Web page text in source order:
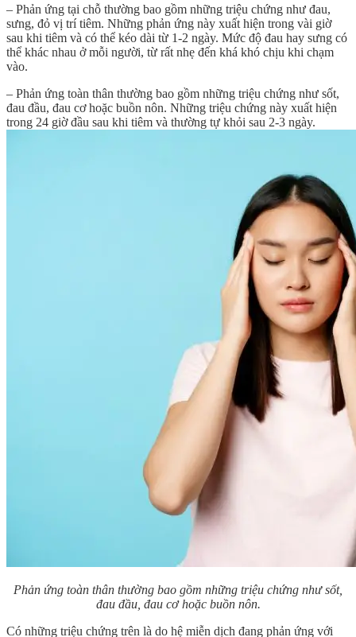
– Phản ứng tại chỗ thường bao gồm những triệu chứng như đau,
sưng, đỏ vị trí tiêm. Những phản ứng này xuất hiện trong vài giờ
sau khi tiêm và có thể kéo dài từ 1-2 ngày. Mức độ đau hay sưng có
thể khác nhau ở mỗi người, từ rất nhẹ đến khá khó chịu khi chạm
vào.
– Phản ứng toàn thân thường bao gồm những triệu chứng như sốt,
đau đầu, đau cơ hoặc buồn nôn. Những triệu chứng này xuất hiện
trong 24 giờ đầu sau khi tiêm và thường tự khỏi sau 2-3 ngày.
Phản ứng toàn thân thường bao gồm những triệu chứng như sốt,
đau đầu, đau cơ hoặc buồn nôn.
Có những triệu chứng trên là do hệ miễn dịch đang phản ứng với